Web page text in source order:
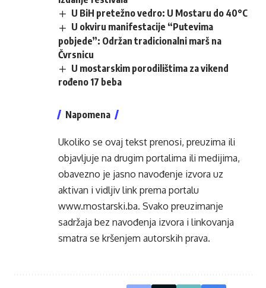
U BiH pretežno vedro: U Mostaru do 40°C
U okviru manifestacije “Putevima
pobjede”: Održan tradicionalni marš na
Čvrsnicu
U mostarskim porodilištima za vikend
rođeno 17 beba
Napomena
Ukoliko se ovaj tekst prenosi, preuzima ili
objavljuje na drugim portalima ili medijima,
obavezno je jasno navođenje izvora uz
aktivan i vidljiv link prema portalu
www.mostarski.ba. Svako preuzimanje
sadržaja bez navođenja izvora i linkovanja
smatra se kršenjem autorskih prava.